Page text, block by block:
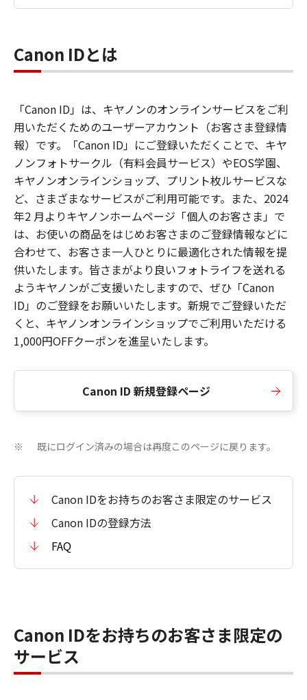
Canon IDとは
「Canon ID」は、キヤノンのオンラインサービスをご利
用いただくためのユーザーアカウント（お客さま登録情
報）です。「Canon ID」にご登録いただくことで、キヤ
ノンフォトサークル（有料会員サービス）やEOS学園、
キヤノンオンラインショップ、プリント枚ルサービスな
ど、さまざまなサービスがご利用可能です。また、2024
年2 月よりキヤノンホームページ「個人のお客さま」で
は、お使いの商品をはじめお客さまのご登録情報などに
合わせて、お客さま一人ひとりに最適化された情報を提
供いたします。皆さまがより良いフォトライフを送れる
ようキヤノンがご支援いたしますので、ぜひ「Canon
ID」のご登録をお願いいたします。新規でご登録いただ
くと、キヤノンオンラインショップでご利用いただける
1,000円OFFクーポンを進呈いたします。
Canon ID 新規登録ページ
※ 既にログイン済みの場合は再度このページに戻ります。
Canon IDをお持ちのお客さま限定のサービス
Canon IDの登録方法
FAQ
Canon IDをお持ちのお客さま限定の
サービス